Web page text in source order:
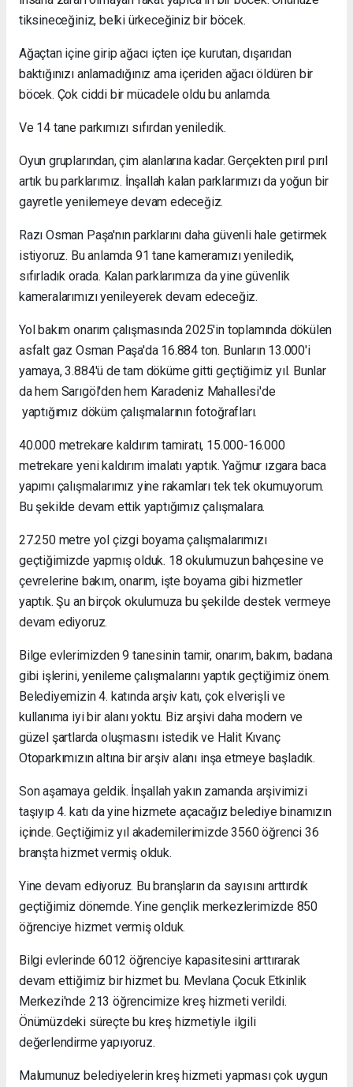
tiksineceğiniz, belki ürkeceğiniz bir böcek.
Ağaçtan içine girip ağacı içten içe kurutan, dışarıdan
baktığınızı anlamadığınız ama içeriden ağacı öldüren bir
böcek. Çok ciddi bir mücadele oldu bu anlamda.
Ve 14 tane parkımızı sıfırdan yeniledik.
Oyun gruplarından, çim alanlarına kadar. Gerçekten pırıl pırıl
artık bu parklarımız. İnşallah kalan parklarımızı da yoğun bir
gayretle yenilemeye devam edeceğiz.
Razı Osman Paşa'nın parklarını daha güvenli hale getirmek
istiyoruz. Bu anlamda 91 tane kameramızı yeniledik,
sıfırladık orada. Kalan parklarımıza da yine güvenlik
kameralarımızı yenileyerek devam edeceğiz.
Yol bakım onarım çalışmasında 2025'in toplamında dökülen
asfalt gaz Osman Paşa'da 16.884 ton. Bunların 13.000'i
yamaya, 3.884'ü de tam döküme gitti geçtiğimiz yıl. Bunlar
da hem Sarıgöl'den hem Karadeniz Mahallesi'de
yaptığımız döküm çalışmalarının fotoğrafları.
40.000 metrekare kaldırım tamiratı, 15.000-16.000
metrekare yeni kaldırım imalatı yaptık. Yağmur ızgara baca
yapımı çalışmalarımız yine rakamları tek tek okumuyorum.
Bu şekilde devam ettik yaptığımız çalışmalara.
27.250 metre yol çizgi boyama çalışmalarımızı
geçtiğimizde yapmış olduk. 18 okulumuzun bahçesine ve
çevrelerine bakım, onarım, işte boyama gibi hizmetler
yaptık. Şu an birçok okulumuza bu şekilde destek vermeye
devam ediyoruz.
Bilge evlerimizden 9 tanesinin tamir, onarım, bakım, badana
gibi işlerini, yenileme çalışmalarını yaptık geçtiğimiz önem.
Belediyemizin 4. katında arşiv katı, çok elverişli ve
kullanıma iyi bir alanı yoktu. Biz arşivi daha modern ve
güzel şartlarda oluşmasını istedik ve Halit Kıvanç
Otoparkımızın altına bir arşiv alanı inşa etmeye başladık.
Son aşamaya geldik. İnşallah yakın zamanda arşivimizi
taşıyıp 4. katı da yine hizmete açacağız belediye binamızın
içinde. Geçtiğimiz yıl akademilerimizde 3560 öğrenci 36
branşta hizmet vermiş olduk.
Yine devam ediyoruz. Bu branşların da sayısını arttırdık
geçtiğimiz dönemde. Yine gençlik merkezlerimizde 850
öğrenciye hizmet vermiş olduk.
Bilgi evlerinde 6012 öğrenciye kapasitesini arttırarak
devam ettiğimiz bir hizmet bu. Mevlana Çocuk Etkinlik
Merkezi'nde 213 öğrencimize kreş hizmeti verildi.
Önümüzdeki süreçte bu kreş hizmetiyle ilgili
değerlendirme yapıyoruz.
Malumunuz belediyelerin kreş hizmeti yapması çok uygun